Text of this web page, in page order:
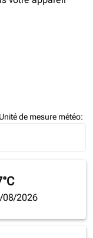
Unité de mesure météo:
08/2026